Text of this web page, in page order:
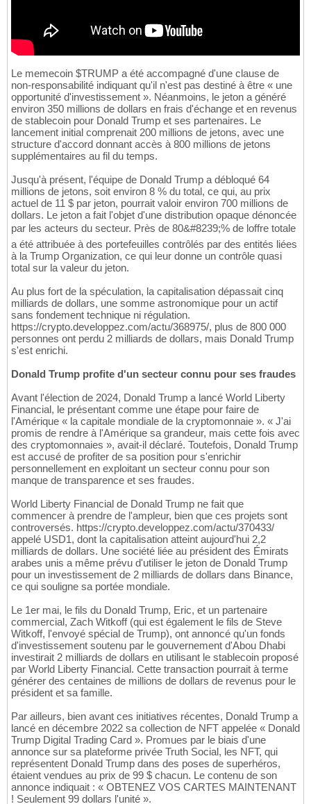
Le memecoin $TRUMP a été accompagné d'une clause de
non-responsabilité indiquant qu'il n'est pas destiné à être « une
opportunité d'investissement ». Néanmoins, le jeton a généré
environ 350 millions de dollars en frais d'échange et en revenus
de stablecoin pour Donald Trump et ses partenaires. Le
lancement initial comprenait 200 millions de jetons, avec une
structure d'accord donnant accès à 800 millions de jetons
supplémentaires au fil du temps.
Jusqu'à présent, l'équipe de Donald Trump a débloqué 64
millions de jetons, soit environ 8 % du total, ce qui, au prix
actuel de 11 $ par jeton, pourrait valoir environ 700 millions de
dollars. Le jeton a fait l'objet d'une distribution opaque dénoncée
par les acteurs du secteur. Près de 80&#8239;% de loffre totale
a été attribuée à des portefeuilles contrôlés par des entités liées
à la Trump Organization, ce qui leur donne un contrôle quasi
total sur la valeur du jeton.
Au plus fort de la spéculation, la capitalisation dépassait cinq
milliards de dollars, une somme astronomique pour un actif
sans fondement technique ni régulation.
https://crypto.developpez.com/actu/368975/, plus de 800 000
personnes ont perdu 2 milliards de dollars, mais Donald Trump
s'est enrichi.
Donald Trump profite d'un secteur connu pour ses fraudes
Avant l'élection de 2024, Donald Trump a lancé World Liberty
Financial, le présentant comme une étape pour faire de
l'Amérique « la capitale mondiale de la cryptomonnaie ». « J'ai
promis de rendre à l'Amérique sa grandeur, mais cette fois avec
des cryptomonnaies », avait-il déclaré. Toutefois, Donald Trump
est accusé de profiter de sa position pour s'enrichir
personnellement en exploitant un secteur connu pour son
manque de transparence et ses fraudes.
World Liberty Financial de Donald Trump ne fait que
commencer à prendre de l'ampleur, bien que ces projets sont
controversés. https://crypto.developpez.com/actu/370433/
appelé USD1, dont la capitalisation atteint aujourd'hui 2,2
milliards de dollars. Une société liée au président des Émirats
arabes unis a même prévu d'utiliser le jeton de Donald Trump
pour un investissement de 2 milliards de dollars dans Binance,
ce qui souligne sa portée mondiale.
Le 1er mai, le fils du Donald Trump, Eric, et un partenaire
commercial, Zach Witkoff (qui est également le fils de Steve
Witkoff, l'envoyé spécial de Trump), ont annoncé qu'un fonds
d'investissement soutenu par le gouvernement d'Abou Dhabi
investirait 2 milliards de dollars en utilisant le stablecoin proposé
par World Liberty Financial. Cette transaction pourrait à terme
générer des centaines de millions de dollars de revenus pour le
président et sa famille.
Par ailleurs, bien avant ces initiatives récentes, Donald Trump a
lancé en décembre 2022 sa collection de NFT appelée « Donald
Trump Digital Trading Card ». Promues par le biais d'une
annonce sur sa plateforme privée Truth Social, les NFT, qui
représentent Donald Trump dans des poses de superhéros,
étaient vendues au prix de 99 $ chacun. Le contenu de son
annonce indiquait : « OBTENEZ VOS CARTES MAINTENANT
! Seulement 99 dollars l'unité ».